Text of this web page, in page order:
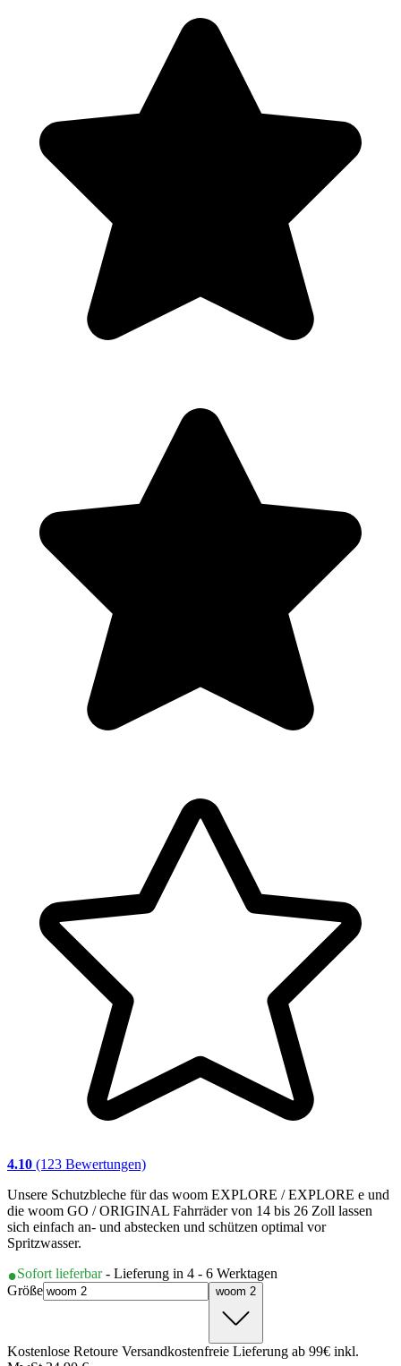
4.10 (123 Bewertungen)
Unsere Schutzbleche für das woom EXPLORE / EXPLORE e und
die woom GO / ORIGINAL Fahrräder von 14 bis 26 Zoll lassen
sich einfach an- und abstecken und schützen optimal vor
Spritzwasser.
Sofort lieferbar- Lieferung in 4 - 6 Werktagen
Größe
woom 2
Kostenlose Retoure Versandkostenfreie Lieferung ab 99€ inkl.